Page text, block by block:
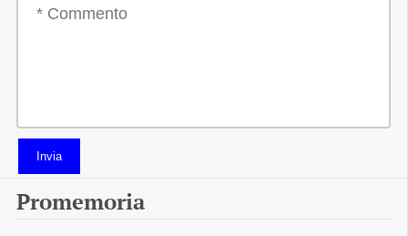
Invia
Promemoria